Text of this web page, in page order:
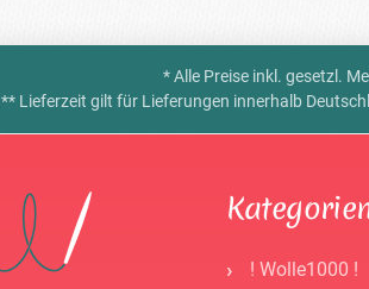
* Alle Preise inkl. gesetzl.
** Lieferzeit gilt für Lieferungen innerhalb
! Wolle1000 !